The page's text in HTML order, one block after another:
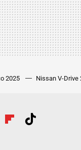
2025 Nissan V-Drive